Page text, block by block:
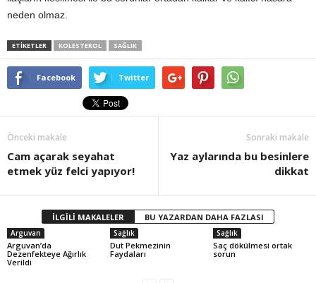
neden olmaz.
ETİKETLER KOLESTEROL SAĞLIK
Facebook Twitter
Önceki makale
Cam açarak seyahat
etmek yüz felci yapıyor!
Sonraki makale
Yaz aylarında bu besinlere
dikkat
İLGİLİ MAKALELER BU YAZARDAN DAHA FAZLASI
Arguvan
Arguvan’da
Dezenfekteye Ağırlık
Verildi
Sağlık
Dut Pekmezinin
Faydaları
Sağlık
Saç dökülmesi ortak
sorun